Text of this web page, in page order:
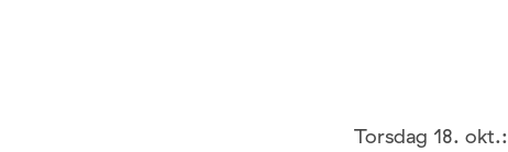
Torsdag 18. okt.: